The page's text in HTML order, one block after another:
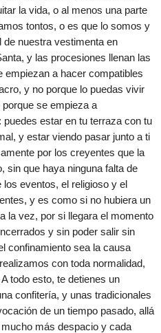
la vida, o al menos una parte
tontos, o es que lo somos y
de nuestra vestimenta en
y las procesiones llenan las
a hacer compatibles
y no porque lo puedas vivir
se empieza a
estar en tu terraza con tu
y estar viendo pasar junto a ti
por los creyentes que la
sin que haya ninguna falta de
los eventos, el religioso y el
y es como si no hubiera un
la vez, por si llegara el momento
y sin poder salir sin
confinamiento sea la causa
con toda normalidad,
todo esto, te detienes un
confitería, y unas tradicionales
de un tiempo pasado, allá
más despacio y cada